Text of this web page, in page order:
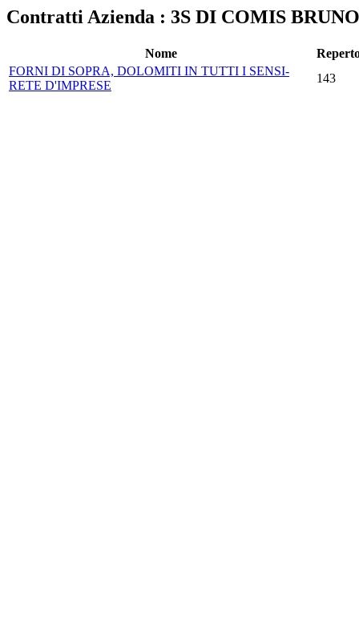
Contratti Azienda : 3S DI COMIS
Nome
FORNI DI SOPRA, DOLOMITI IN TUTTI I SENSI-
RETE D'IMPRESE
143